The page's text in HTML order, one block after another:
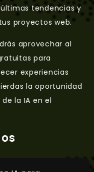
tendencias y
proyectos web.
aprovechar al
para
experiencias
la oportunidad
la IA en el